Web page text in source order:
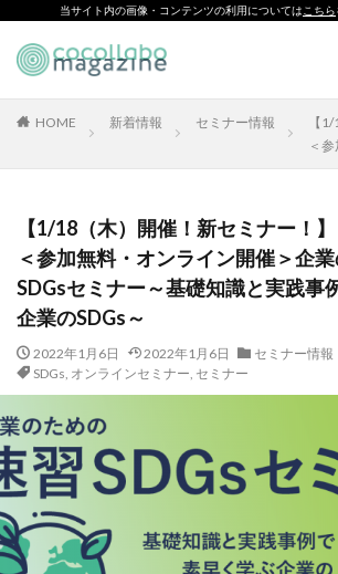
当サイト内の画像・コンテンツの利用については こちら
HOME 新着情報 セミナー情報
【
＜
【1/18（木）開催！新セミナー！】
＜参加無料・オンライン開催＞企
SDGsセミナー～基礎知識と実践事
企業のSDGs～
2022年1月6日 2022年1月6日
セミナー情報
SDGs オンラインセミナー セミナー
CSR SDGs 環境印刷
タグ
「とことこふわり」
「ヘルシーな関係」を親子で学べる絵本を作
未来へ！
「白楽・六角橋のどこコレ？展」
#CAP #母校にCAPを送ろうキャンペーン #
がわ
#大口台小学校
□□□ ♯7119
119番
119通報のかけ方
119通報
14世紀
14世紀フランス 18世紀
2025
5回継続賞
7世